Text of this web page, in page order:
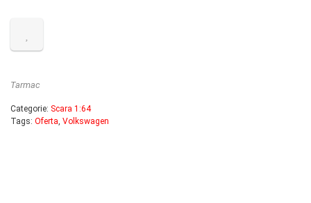
Tarmac
Categorie: Scara 1:64
Tags: Oferta, Volkswagen